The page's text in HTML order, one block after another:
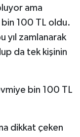
ama
100 TL oldu.
yıl zamlanarak
da tek kişinin
bin 100 TL
dikkat çeken